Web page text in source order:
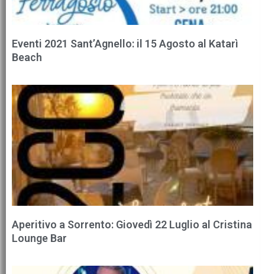
Eventi 2021 Sant’Agnello: il 15 Agosto al Katarì
Beach
Aperitivo a Sorrento: Giovedì 22 Luglio al Cristina
Lounge Bar